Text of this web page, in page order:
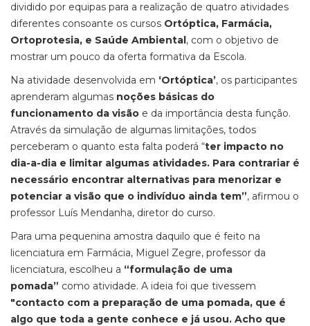
dividido por equipas para a realização de quatro atividades
diferentes consoante os cursos Ortóptica, Farmácia,
Ortoprotesia, e Saúde Ambiental, com o objetivo de
mostrar um pouco da oferta formativa da Escola.
Na atividade desenvolvida em ‘Ortóptica’, os participantes
aprenderam algumas noções básicas do
funcionamento da visão e da importância desta função.
Através da simulação de algumas limitações, todos
perceberam o quanto esta falta poderá “ter impacto no
dia-a-dia e limitar algumas atividades. Para contrariar é
necessário encontrar alternativas para menorizar e
potenciar a visão que o indivíduo ainda tem”, afirmou o
professor Luís Mendanha, diretor do curso.
Para uma pequenina amostra daquilo que é feito na
licenciatura em Farmácia, Miguel Zegre, professor da
licenciatura, escolheu a “formulação de uma
pomada” como atividade. A ideia foi que tivessem
"contacto com a preparação de uma pomada, que é
algo que toda a gente conhece e já usou. Acho que